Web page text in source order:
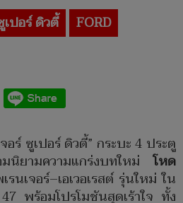
เปอร์ ดิวตี้
FORD
อร์ ซูเปอร์ ดิวตี้” กระบะ 4 ประตู
นิยามความแกร่งบทใหม่
โหด
รนเจอร์–เอเวอเรสต์ รุ่นใหม่ ใน
พร้อมโปรโมชันสุดเร้าใจ ทั้ง